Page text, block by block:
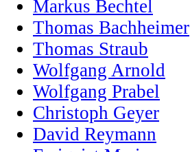
Markus Bechtel
Thomas Bachheimer
Thomas Straub
Wolfgang Arnold
Wolfgang Prabel
Christoph Geyer
David Reymann